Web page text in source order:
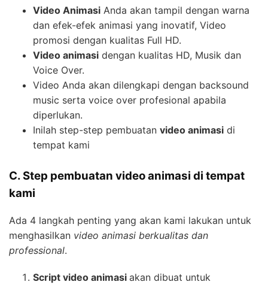
Video Animasi Anda akan tampil dengan warna
dan efek-efek animasi yang inovatif, Video
promosi dengan kualitas Full HD.
Video animasi dengan kualitas HD, Musik dan
Voice Over.
Video Anda akan dilengkapi dengan backsound
music serta voice over profesional apabila
diperlukan.
Inilah step-step pembuatan video animasi di
tempat kami
C. Step pembuatan video animasi di tempat
kami
Ada 4 langkah penting yang akan kami lakukan untuk
menghasilkan video animasi berkualitas dan
professional.
Script video animasi akan dibuat untuk